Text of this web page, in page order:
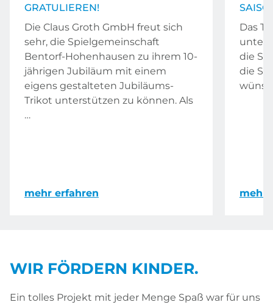
GRATULIEREN!
Die Claus Groth GmbH freut sich
sehr, die Spielgemeinschaft
Bentorf-Hohenhausen zu ihrem 10-
jährigen Jubiläum mit einem
eigens gestalteten Jubiläums-
Trikot unterstützen zu können. Als
…
mehr erfahren
Das
die
die
mehr
WIR FÖRDERN KINDER.
Ein tolles Projekt mit jeder Menge Spaß war für uns